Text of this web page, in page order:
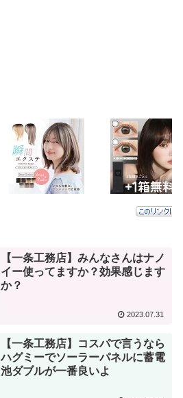
【一条工務店】みんなさんはナノ
イー使ってますか？効果感じます
か？
2023.07.31
【一条工務店】コスパで言うなら
ハグミーでソーラーパネルに蓄電
池ダブルが一番良いよ